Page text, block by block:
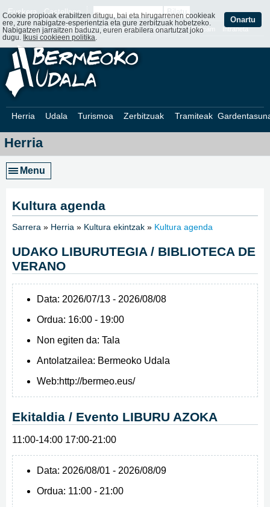
Euskera Castellano
Web Mapa Web ofizialak Kontaktatu Webcam Intraneta
Herria Udala Turismoa Zerbitzuak Tramiteak
Herria
Menu
Kultura agenda
Sarrera » Herria » Kultura ekintzak » Kultura agenda
UDAKO LIBURUTEGIA / BIBLIOTECA DE
VERANO
Data: 2026/07/13 - 2026/08/08
Ordua: 16:00 - 19:00
Non egiten da: Tala
Antolatzailea: Bermeoko Udala
Web:http://bermeo.eus/
Ekitaldia / Evento LIBURU AZOKA
11:00-14:00 17:00-21:00
Data: 2026/08/01 - 2026/08/09
Ordua: 11:00 - 21:00
Onartu
Cookie propioak erabiltzen ditugu, bai eta hirugarrenen cookieak
ere, zure nabigatze-esperientzia eta gure zerbitzuak hobetzeko.
Nabigatzen jarraitzen baduzu, euren erabilera onartutzat joko
dugu.
Ikusi cookieen politika